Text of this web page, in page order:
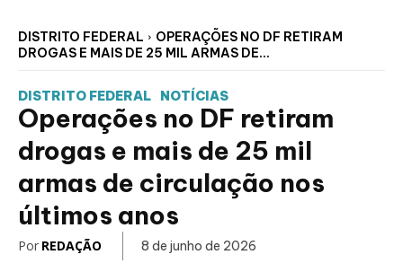
DISTRITO FEDERAL
OPERAÇÕES NO DF RETIRAM
DROGAS E MAIS DE 25 MIL ARMAS DE...
DISTRITO FEDERAL NOTÍCIAS
Operações no DF retiram
drogas e mais de 25 mil
armas de circulação nos
últimos anos
Por REDAÇÃO 8 de junho de 2026